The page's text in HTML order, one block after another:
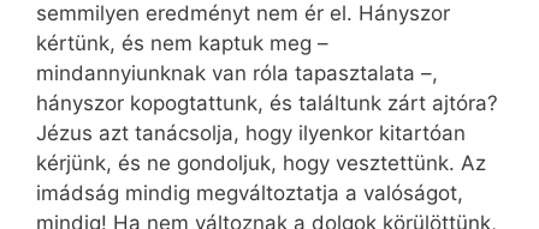
semmilyen eredményt nem ér el. Hányszor
kértünk, és nem kaptuk meg –
mindannyiunknak van róla tapasztalata –,
hányszor kopogtattunk, és találtunk zárt ajtóra?
Jézus azt tanácsolja, hogy ilyenkor kitartóan
kérjünk, és ne gondoljuk, hogy vesztettünk. Az
imádság mindig megváltoztatja a valóságot,
mindig! Ha nem változnak a dolgok körülöttünk,